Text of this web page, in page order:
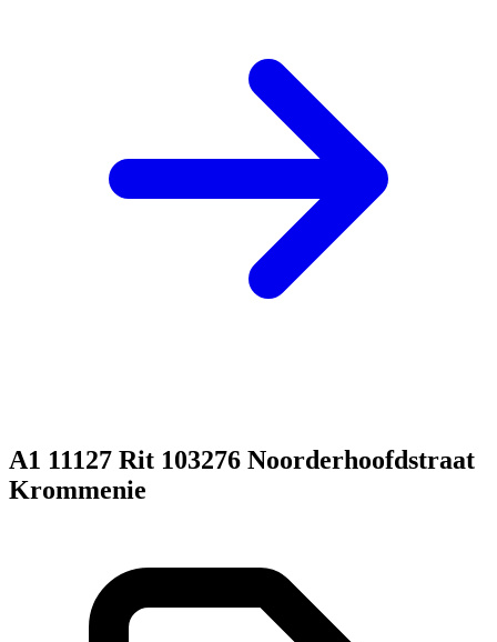
A1 11127 Rit 103276 Noorderhoofdstraat
Krommenie